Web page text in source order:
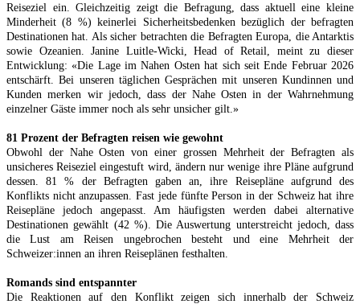
Reiseziel ein. Gleichzeitig zeigt die Befragung, dass aktuell eine kleine
Minderheit (8 %) keinerlei Sicherheitsbedenken bezüglich der befragten
Destinationen hat. Als sicher betrachten die Befragten Europa, die Antarktis
sowie Ozeanien. Janine Luitle-Wicki, Head of Retail, meint zu dieser
Entwicklung: «Die Lage im Nahen Osten hat sich seit Ende Februar 2026
entschärft. Bei unseren täglichen Gesprächen mit unseren Kundinnen und
Kunden merken wir jedoch, dass der Nahe Osten in der Wahrnehmung
einzelner Gäste immer noch als sehr unsicher gilt.»
81 Prozent der Befragten reisen wie gewohnt
Obwohl der Nahe Osten von einer grossen Mehrheit der Befragten als
unsicheres Reiseziel eingestuft wird, ändern nur wenige ihre Pläne aufgrund
dessen. 81 % der Befragten gaben an, ihre Reisepläne aufgrund des
Konflikts nicht anzupassen. Fast jede fünfte Person in der Schweiz hat ihre
Reisepläne jedoch angepasst. Am häufigsten werden dabei alternative
Destinationen gewählt (42 %). Die Auswertung unterstreicht jedoch, dass
die Lust am Reisen ungebrochen besteht und eine Mehrheit der
Schweizer:innen an ihren Reiseplänen festhalten.
Romands sind entspannter
Die Reaktionen auf den Konflikt zeigen sich innerhalb der Schweiz